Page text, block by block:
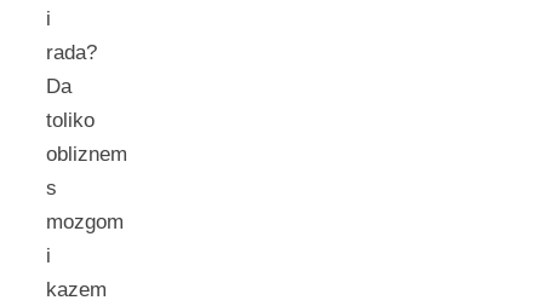
i
rada?
Da
toliko
obliznem
s
mozgom
i
kazem